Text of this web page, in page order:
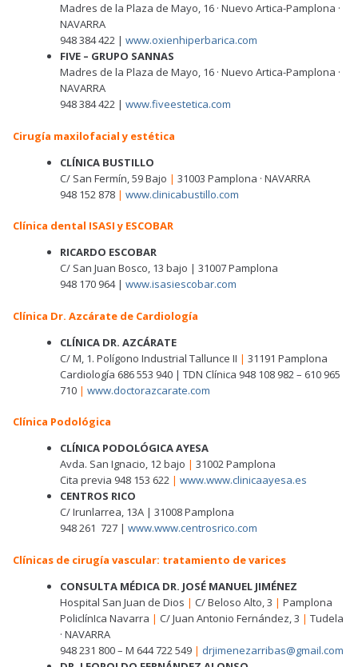
Madres de la Plaza de Mayo, 16 · Nuevo Artica-Pamplona ·
NAVARRA
948 384 422 | www.oxienhiperbarica.com
FIVE – GRUPO SANNAS
Madres de la Plaza de Mayo, 16 · Nuevo Artica-Pamplona ·
NAVARRA
948 384 422 | www.fiveestetica.com
Cirugía maxilofacial y estética
CLÍNICA BUSTILLO
C/ San Fermín, 59 Bajo | 31003 Pamplona · NAVARRA
948 152 878 | www.clinicabustillo.com
Clínica dental ISASI y ESCOBAR
RICARDO ESCOBAR
C/ San Juan Bosco, 13 bajo | 31007 Pamplona
948 170 964 | www.isasiescobar.com
Clínica Dr. Azcárate de Cardiología
CLÍNICA DR. AZCÁRATE
C/ M, 1. Polígono Industrial Tallunce II | 31191 Pamplona
Cardiología 686 553 940 | TDN Clínica 948 108 982 – 610 965
710 | www.doctorazcarate.com
Clínica Podológica
CLÍNICA PODOLÓGICA AYESA
Avda. San Ignacio, 12 bajo | 31002 Pamplona
Cita previa 948 153 622 | www.www.clinicaayesa.es
CENTROS RICO
C/ Irunlarrea, 13A | 31008 Pamplona
948 261 727 | www.www.centrosrico.com
Clínicas de cirugía vascular: tratamiento de varices
CONSULTA MÉDICA DR. JOSÉ MANUEL JIMÉNEZ
Hospital San Juan de Dios | C/ Beloso Alto, 3 | Pamplona
PoliclínIca Navarra | C/ Juan Antonio Fernández, 3 | Tudela
· NAVARRA
948 231 800 – M 644 722 549 | drjimenezarribas@gmail.com